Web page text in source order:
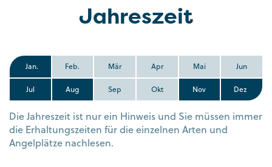
Jahreszeit
Jan. Feb. Mär Apr Mai Jun
Jul Aug Sep Okt Nov Dez
Die Jahreszeit ist nur ein Hinweis und Sie müssen immer
die Erhaltungszeiten für die einzelnen Arten und
Angelplätze nachlesen.